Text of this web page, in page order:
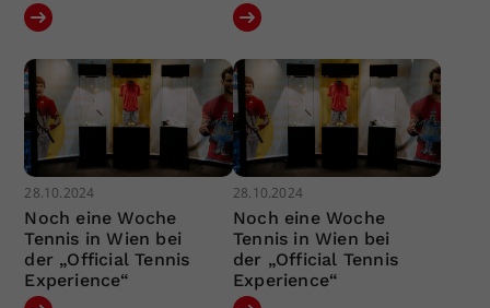
28.10.2024
Noch eine Woche
Tennis in Wien bei
der „Official Tennis
Experience“
28.10.2024
Noch eine Woche
Tennis in Wien bei
der „Official Tennis
Experience“